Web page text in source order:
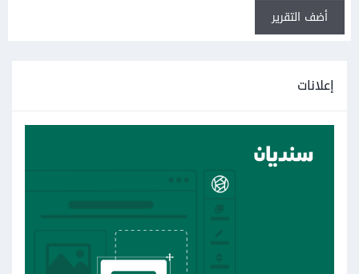
أضف التقرير
إعلانات